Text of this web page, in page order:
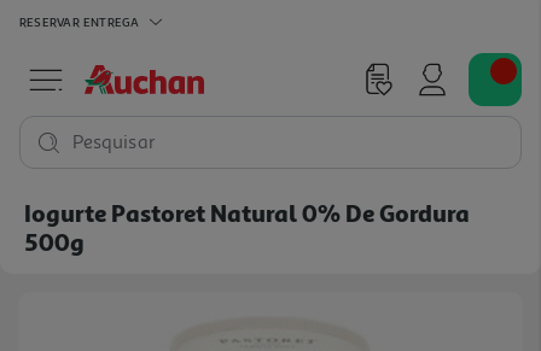
RESERVAR ENTREGA
Pesquisar
Iogurte Pastoret Natural 0% De Gordura
500g